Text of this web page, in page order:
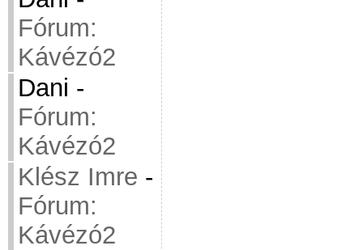
Fórum:
Kávézó2
Dani -
Fórum:
Kávézó2
Klész Imre -
Fórum:
Kávézó2